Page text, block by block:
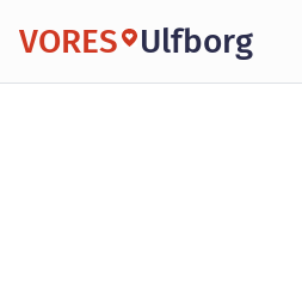
VORES Ulfborg